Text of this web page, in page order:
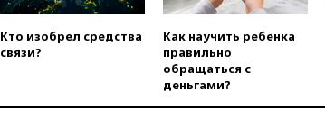
Кто изобрел средства
связи?
Как научить ребенка
правильно
обращаться с
деньгами?